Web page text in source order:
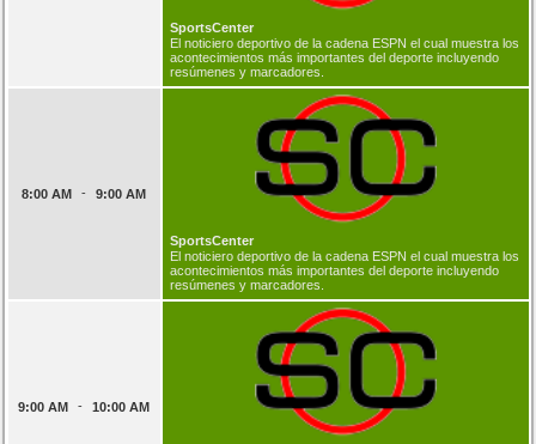
SportsCenter
El noticiero deportivo de la cadena ESPN el cual muestra los
acontecimientos más importantes del deporte incluyendo
resúmenes y marcadores.
8:00 AM - 9:00 AM
SportsCenter
El noticiero deportivo de la cadena ESPN el cual muestra los
acontecimientos más importantes del deporte incluyendo
resúmenes y marcadores.
9:00 AM - 10:00 AM